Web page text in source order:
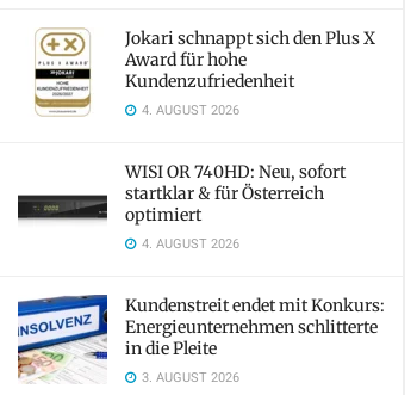
Jokari schnappt sich den Plus X
Award für hohe
Kundenzufriedenheit
4. AUGUST 2026
WISI OR 740HD: Neu, sofort
startklar & für Österreich
optimiert
4. AUGUST 2026
Kundenstreit endet mit Konkurs:
Energieunternehmen schlitterte
in die Pleite
3. AUGUST 2026